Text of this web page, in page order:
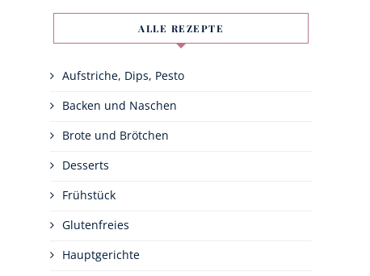
ALLE REZEPTE
Aufstriche, Dips, Pesto
Backen und Naschen
Brote und Brötchen
Desserts
Frühstück
Glutenfreies
Hauptgerichte